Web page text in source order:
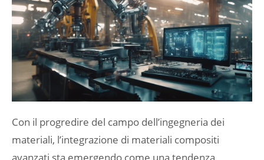
Con il progredire del campo dell’ingegneria dei
materiali, l’integrazione di materiali compositi
avanzati sta emergendo come una tendenza